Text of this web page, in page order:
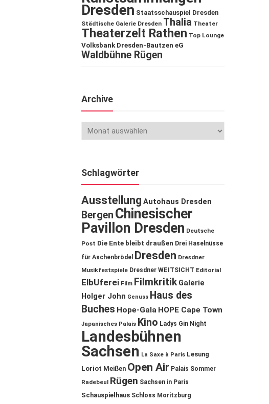
Dresden Staatsschauspiel Dresden
Städtische Galerie Dresden Thalia Theater
Theaterzelt Rathen Top Lounge
Volksbank Dresden-Bautzen eG
Waldbühne Rügen
Archive
Schlagwörter
Ausstellung Autohaus Dresden
Bergen Chinesischer
Pavillon Dresden Deutsche
Post Die Ente bleibt draußen Drei Haselnüsse
für Aschenbrödel
Dresden Dresdner
Musikfestspiele Dresdner WEITSICHT Editorial
ElbUferei Film Filmkritik Galerie
Holger John Genuss Haus des
Buches Hope-Gala HOPE Cape Town
Japanisches Palais Kino Ladys Gin Night
Landesbühnen
Sachsen La Saxe à Paris Lesung
Loriot Meißen Open Air Palais Sommer
Radebeul Rügen Sachsen in Paris
Schauspielhaus Schloss Moritzburg